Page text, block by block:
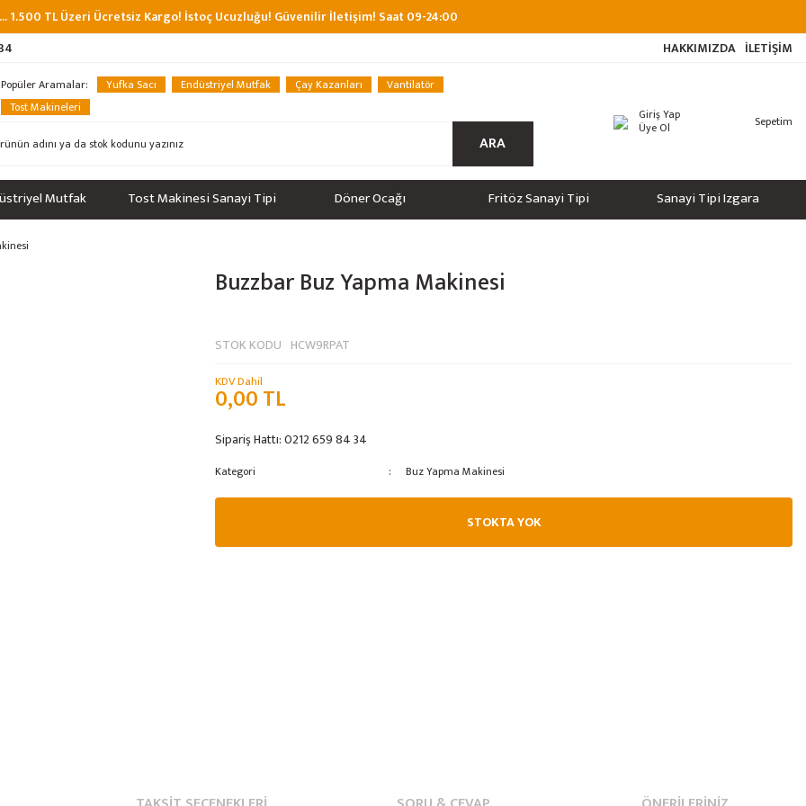
1.500 TL Üzeri Ücretsiz Kargo! İstoç Ucuzluğu! Güvenilir İletişim! Saat 09-24:00
HAKKIMIZDA İLETİŞİM
Popüler Aramalar: Yufka Sacı Endüstriyel Mutfak Çay Kazanları
Vantilatör
Tost Makineleri
ARA
Giriş Yap
Üye Ol Sepetim
Mutfak Tost Makinesi Sanayi Tipi Döner Ocağı Fritöz Sanayi Tipi Sanayi Tipi Izgara
Buzzbar Buz Yapma Makinesi
STOK KODU HCW9RPAT
KDV Dahil
0,00 TL
Sipariş Hattı:0212 659 84 34
Kategori Buz Yapma Makinesi
STOKTA YOK